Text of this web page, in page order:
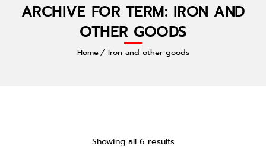
ARCHIVE FOR TERM: IRON AND
OTHER GOODS
Home Iron and other goods
Showing all 6 results